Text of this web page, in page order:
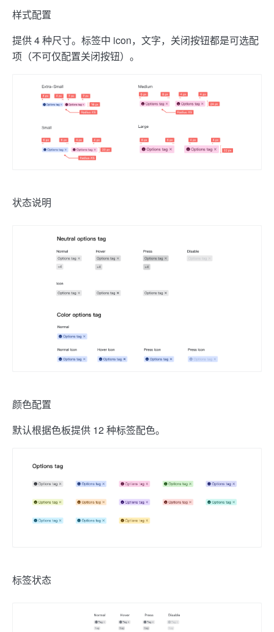
样式配置
提供 4 种尺寸。 标签中 icon，文字，关闭按钮都是可选配
项（不可仅配置关闭按钮）。
状态说明
颜色配置
默认根据色板提供 12 种标签配色。
标签状态